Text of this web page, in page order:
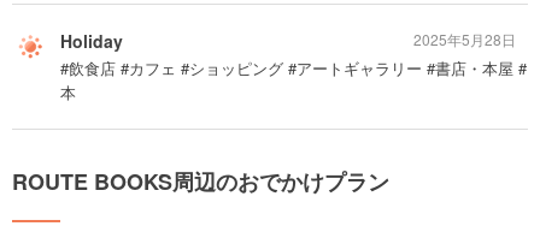
Holiday
#飲食店 #カフェ #ショッピング #アートギャラリー #書店・本屋 #
本
2025年5月28日
ROUTE BOOKS周辺のおでかけプラン